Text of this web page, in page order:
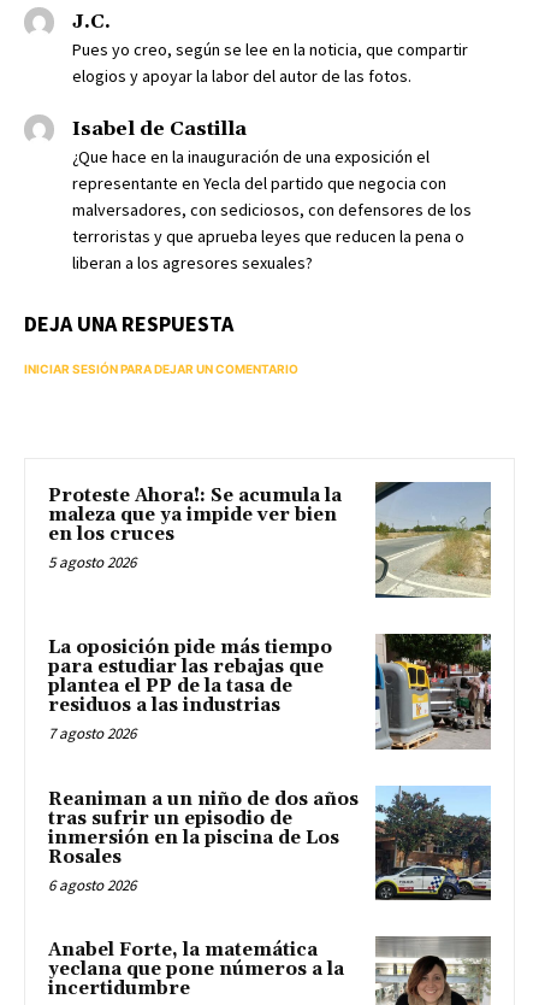
J.C.
Pues yo creo, según se lee en la noticia, que compartir
elogios y apoyar la labor del autor de las fotos.
Isabel de Castilla
¿Que hace en la inauguración de una exposición el
representante en Yecla del partido que negocia con
malversadores, con sediciosos, con defensores de los
terroristas y que aprueba leyes que reducen la pena o
liberan a los agresores sexuales?
DEJA UNA RESPUESTA
INICIAR SESIÓN PARA DEJAR UN COMENTARIO
Proteste Ahora!: Se acumula la
maleza que ya impide ver bien
en los cruces
5 agosto 2026
La oposición pide más tiempo
para estudiar las rebajas que
plantea el PP de la tasa de
residuos a las industrias
7 agosto 2026
Reaniman a un niño de dos años
tras sufrir un episodio de
inmersión en la piscina de Los
Rosales
6 agosto 2026
Anabel Forte, la matemática
yeclana que pone números a la
incertidumbre